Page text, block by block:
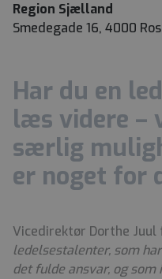
Region Sjælland
Smedegade 16, 4000
Har du en
læs videre –
særlig
er noget for
Vicedirektør Dorthe
ledelsestalenter, som
det fulde ansvar, og